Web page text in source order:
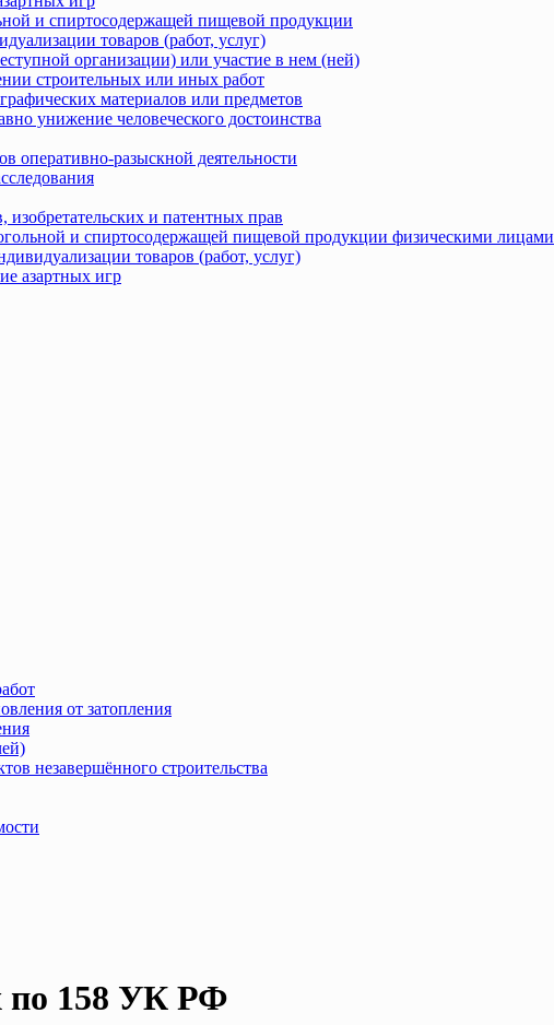
и спиртосодержащей пищевой продукции
товаров (работ, услуг)
организации) или участие в нем (ней)
строительных или иных работ
материалов или предметов
унижение человеческого достоинства
оперативно-разыскной деятельности
и патентных прав
и спиртосодержащей пищевой продукции физическими лицами
товаров (работ, услуг)
азартных игр
от затопления
незавершённого строительства
по 158 УК РФ